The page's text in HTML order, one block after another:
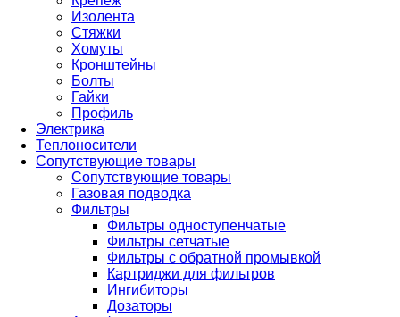
Изолента
Стяжки
Хомуты
Кронштейны
Болты
Гайки
Профиль
Электрика
Теплоносители
Сопутствующие товары
Сопутствующие товары
Газовая подводка
Фильтры
Фильтры одноступенчатые
Фильтры сетчатые
Фильтры с обратной промывкой
Картриджи для фильтров
Ингибиторы
Дозаторы